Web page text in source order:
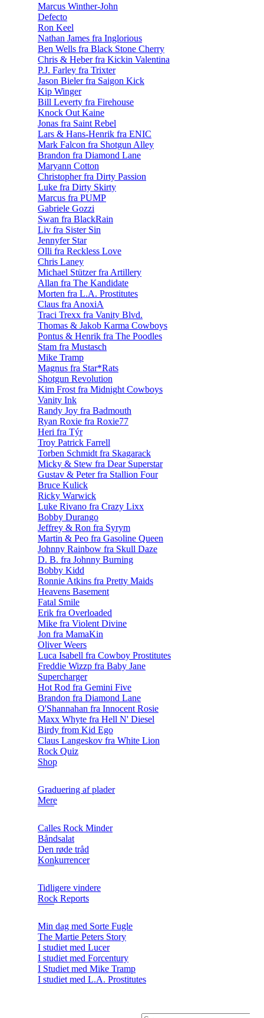
Marcus Winther-John
Defecto
Ron Keel
Nathan James fra Inglorious
Ben Wells fra Black Stone Cherry
Chris & Heber fra Kickin Valentina
P.J. Farley fra Trixter
Jason Bieler fra Saigon Kick
Kip Winger
Bill Leverty fra Firehouse
Knock Out Kaine
Jonas fra Saint Rebel
Lars & Hans-Henrik fra ENIC
Mark Falcon fra Shotgun Alley
Brandon fra Diamond Lane
Maryann Cotton
Christopher fra Dirty Passion
Luke fra Dirty Skirty
Marcus fra PUMP
Gabriele Gozzi
Swan fra BlackRain
Liv fra Sister Sin
Jennyfer Star
Olli fra Reckless Love
Chris Laney
Michael Stützer fra Artillery
Allan fra The Kandidate
Morten fra L.A. Prostitutes
Claus fra AnoxiA
Traci Trexx fra Vanity Blvd.
Thomas & Jakob Karma Cowboys
Pontus & Henrik fra The Poodles
Stam fra Mustasch
Mike Tramp
Magnus fra Star*Rats
Shotgun Revolution
Kim Frost fra Midnight Cowboys
Vanity Ink
Randy Joy fra Badmouth
Ryan Roxie fra Roxie77
Heri fra Týr
Troy Patrick Farrell
Torben Schmidt fra Skagarack
Micky & Stew fra Dear Superstar
Gustav & Peter fra Stallion Four
Bruce Kulick
Ricky Warwick
Luke Rivano fra Crazy Lixx
Bobby Durango
Jeffrey & Ron fra Syrym
Martin & Peo fra Gasoline Queen
Johnny Rainbow fra Skull Daze
D. B. fra Johnny Burning
Bobby Kidd
Ronnie Atkins fra Pretty Maids
Heavens Basement
Fatal Smile
Erik fra Overloaded
Mike fra Violent Divine
Jon fra MamaKin
Oliver Weers
Luca Isabell fra Cowboy Prostitutes
Freddie Wizzp fra Baby Jane
Supercharger
Hot Rod fra Gemini Five
Brandon fra Diamond Lane
O'Shannahan fra Innocent Rosie
Maxx Whyte fra Hell N' Diesel
Birdy from Kid Ego
Claus Langeskov fra White Lion
Rock Quiz
Shop
Graduering af plader
Mere
Calles Rock Minder
Båndsalat
Den røde tråd
Konkurrencer
Tidligere vindere
Rock Reports
Min dag med Sorte Fugle
The Martie Peters Story
I studiet med Lucer
I studiet med Forcentury
I Studiet med Mike Tramp
I studiet med L.A. Prostitutes